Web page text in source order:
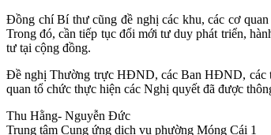
Đồng chí Bí thư cũng đề nghị các khu, các cơ
Trong đó, cần tiếp tục đổi mới tư duy phát triển,
tư tại cộng đồng.
Đề nghị Thường trực HĐND, các Ban HĐND, các
quan tổ chức thực hiện các Nghị quyết đã được
Thu Hằng- Nguyễn Đức
Trung tâm Cung ứng dịch vụ phường Móng Cái 1